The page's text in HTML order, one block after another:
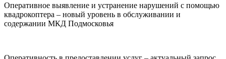
Оперативное выявление и устранение нарушений с помощью
квадрокоптера – новый уровень в обслуживании и
содержании МКД Подмосковья